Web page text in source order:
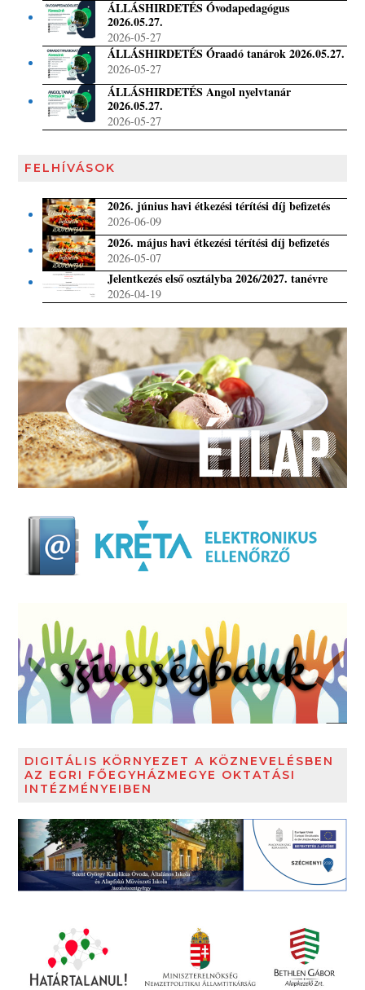
ÁLLÁSHIRDETÉS Óvodapedagógus
2026.05.27.
2026-05-27
ÁLLÁSHIRDETÉS Óraadó tanárok 2026.05.27.
2026-05-27
ÁLLÁSHIRDETÉS Angol nyelvtanár
2026.05.27.
2026-05-27
FELHÍVÁSOK
2026. június havi étkezési térítési díj befizetés
2026-06-09
2026. május havi étkezési térítési díj befizetés
2026-05-07
Jelentkezés első osztályba 2026/2027. tanévre
2026-04-19
DIGITÁLIS KÖRNYEZET A KÖZNEVELÉSBEN
AZ EGRI FŐEGYHÁZMEGYE OKTATÁSI
INTÉZMÉNYEIBEN